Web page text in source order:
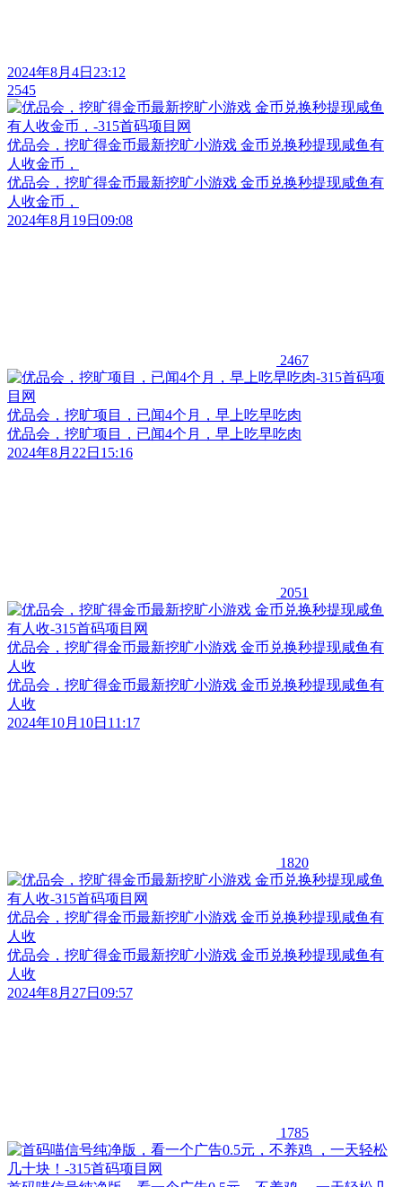
2024年8月4日23:12
2545
优品会，挖旷得金币最新挖旷小游戏 金币兑换秒提现咸鱼有
人收金币，
优品会，挖旷得金币最新挖旷小游戏 金币兑换秒提现咸鱼有
人收金币，
2024年8月19日09:08
2467
优品会，挖旷项目，已闻4个月，早上吃早吃肉
优品会，挖旷项目，已闻4个月，早上吃早吃肉
2024年8月22日15:16
2051
优品会，挖旷得金币最新挖旷小游戏 金币兑换秒提现咸鱼有
人收
优品会，挖旷得金币最新挖旷小游戏 金币兑换秒提现咸鱼有
人收
2024年10月10日11:17
1820
优品会，挖旷得金币最新挖旷小游戏 金币兑换秒提现咸鱼有
人收
优品会，挖旷得金币最新挖旷小游戏 金币兑换秒提现咸鱼有
人收
2024年8月27日09:57
1785